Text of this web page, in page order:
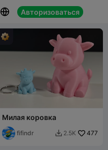
 Авторизоваться
 
Милая коровка
fifindr  2.5K 477